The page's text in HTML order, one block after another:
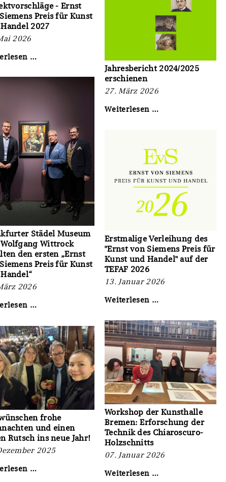
- Ernst
Preis für Kunst
2027
2026
…Projektvorschläge
Ernst
Kunst
und
Handel
2027
Jahresbericht 2024/2025
erschienen
27. März 2026
Weiterlesen …Jahresbericht
Städel Museum
Wittrock
den ersten „Ernst
Preis für Kunst
2026
…Frankfurter
Museum
und
Wolfgang
Wittrock
erhalten
den
ersten
„Ernst
von
Siemens
Preis
für
Kunst
und
Erstmalige Verleihung des
"Ernst von Siemens Preis für
Kunst und Handel" auf der
TEFAF 2026
13. Januar 2026
Weiterlesen …Erstmalige
des
"Ernst
von
Siemens
Preis
für
Kunst
und
Handel"
auf
der
TEFAF
2026
Workshop der Kunsthalle
Bremen: Erforschung der
Technik des Chiaroscuro-
Holzschnitts
07. Januar 2026
Weiterlesen …Workshop
frohe
und einen
Rutsch ins neue Jahr!
2025
…Wir